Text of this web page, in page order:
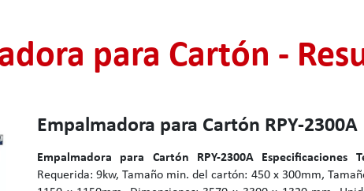
para Cartón -
Empalmadora para Cartón RPY-2300A
Empalmadora para Cartón RPY-2300A Especificaciones
Requerida: 9kw, Tamaño min. del cartón: 450 x 300mm,